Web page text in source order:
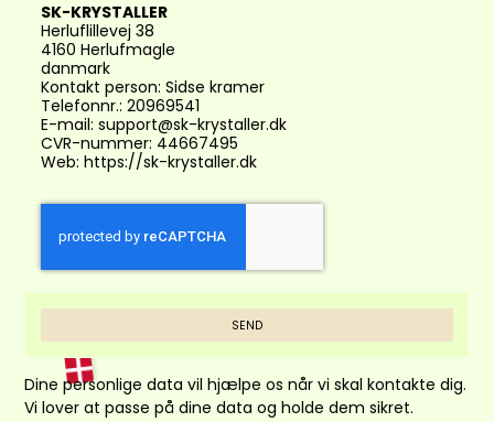
SK-KRYSTALLER
Herluflillevej 38
4160 Herlufmagle
danmark
Kontakt person: Sidse kramer
Telefonnr.:20969541
E-mail:support@sk-krystaller.dk
CVR-nummer: 44667495
Web:https://sk-krystaller.dk
SEND
Dine personlige data vil hjælpe os når vi skal kontakte dig.
Vi lover at passe på dine data og holde dem sikret.